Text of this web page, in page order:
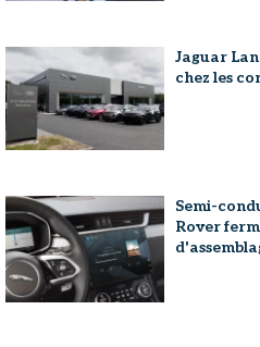
Jaguar
chez les
Semi-
Rover